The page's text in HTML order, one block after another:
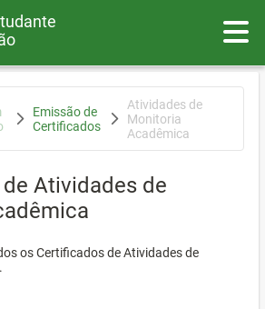
Emissão de
Certificados
Atividades de
Monitoria
Acadêmica
Atividades de
os Certificados de Atividades de